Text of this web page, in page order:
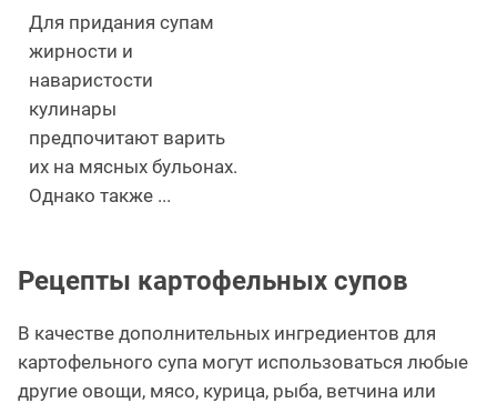
Для придания супам
жирности и
наваристости
кулинары
предпочитают варить
их на мясных бульонах.
Однако также ...
Рецепты картофельных супов
В качестве дополнительных ингредиентов для
картофельного супа могут использоваться любые
другие овощи, мясо, курица, рыба, ветчина или